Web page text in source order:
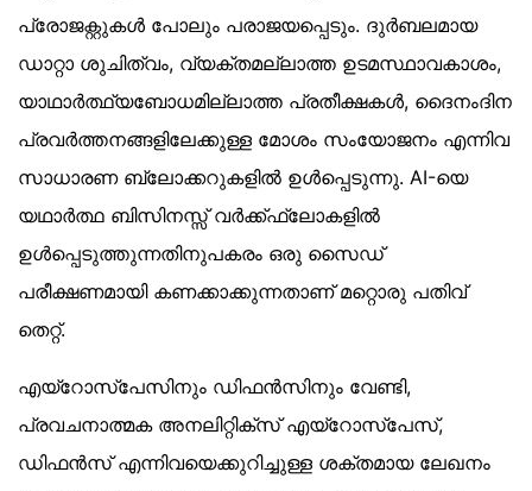
പ്രോജക്റ്റുകൾ പോലും പരാജയപ്പെടും. ദുർബലമായ
ഡാറ്റാ ശുചിത്വം, വ്യക്തമല്ലാത്ത ഉടമസ്ഥാവകാശം,
യാഥാർത്ഥ്യബോധമില്ലാത്ത പ്രതീക്ഷകൾ, ദൈനംദിന
പ്രവർത്തനങ്ങളിലേക്കുള്ള മോശം സംയോജനം എന്നിവ
സാധാരണ ബ്ലോക്കറുകളിൽ ഉൾപ്പെടുന്നു. AI-യെ
യഥാർത്ഥ ബിസിനസ്സ് വർക്ക്ഫ്ലോകളിൽ
ഉൾപ്പെടുത്തുന്നതിനുപകരം ഒരു സൈഡ്
പരീക്ഷണമായി കണക്കാക്കുന്നതാണ് മറ്റൊരു പതിവ്
തെറ്റ്.
എയ്‌റോസ്‌പേസിനും ഡിഫൻസിനും വേണ്ടി,
പ്രവചനാത്മക അനലിറ്റിക്‌സ് എയ്‌റോസ്‌പേസ്,
ഡിഫൻസ് എന്നിവയെക്കുറിച്ചുള്ള ശക്തമായ ലേഖനം